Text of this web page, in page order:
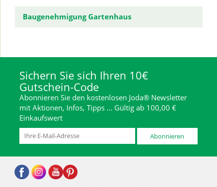
Baugenehmigung Gartenhaus
Sichern Sie sich Ihren 10€
Gutschein-Code
Abonnieren Sie den kostenlosen Joda® Newsletter
mit Aktionen, Infos, Tipps … Gültig ab 100,00 €
Einkaufswert
Abonnieren